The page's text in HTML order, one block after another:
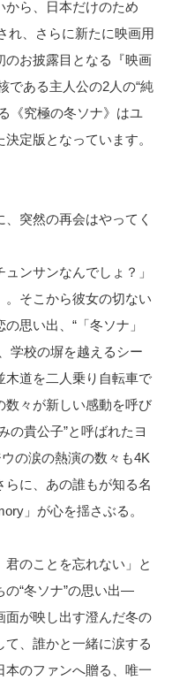
から、日本だけのため
れ、さらに新たに映画用
のお披露目となる『映画
である主人公の2人の“純
《究極の冬ソナ》はユ
定版となっています。
突然の再会はやってく
ンサンなんでしょ？」
。そこから彼女の切ない
思い出、“「冬ソナ」
学校の塀を越えるシー
木道を二人乗り自転車で
数々が新しい感動を呼び
の貴公子”と呼ばれたヨ
の涙の熱演の数々も4K
に、あの誰もが知る名
」が心を揺さぶる。
のことを忘れない」と
の“冬ソナ”の思い出―
面が映し出す澄んだ冬の
、誰かと一緒に涙する
本のファンへ贈る、唯一